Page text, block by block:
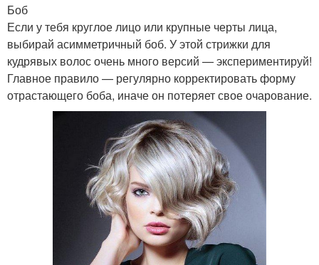
Боб
Если у тебя круглое лицо или крупные черты лица,
выбирай асимметричный боб. У этой стрижки для
кудрявых волос очень много версий — экспериментируй!
Главное правило — регулярно корректировать форму
отрастающего боба, иначе он потеряет свое очарование.